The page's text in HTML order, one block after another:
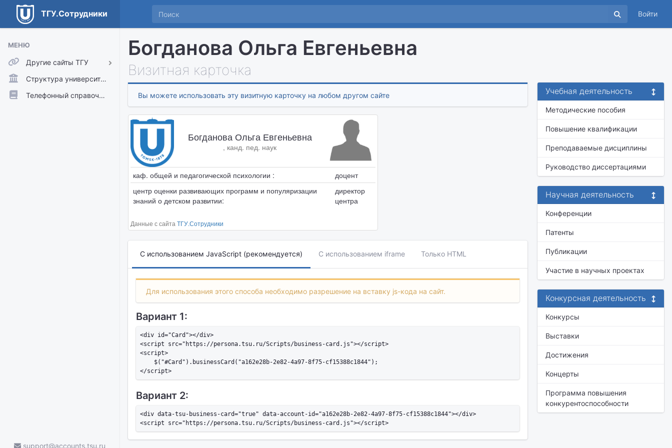
ТГУ.Сотрудники Войти
МЕНЮ
Другие сайты ТГУ
ТГУ.Аккаунты
ТГУ.Расписание
Структура университета
Телефонный справочник
support@accounts.tsu.ru
Богданова Ольга Евгеньевна
Визитная карточка
Вы можете использовать эту визитную карточку на любом другом сайте
Богданова Ольга Евгеньевна
, канд. пед. наук
каф. общей и педагогической психологии :
доцент
центр оценки развивающих программ и популяризации
знаний о детском развитии:
директор
центра
Данные с сайта ТГУ.Сотрудники
С использованием JavaScript (рекомендуется) С использованием iframe Только HTML
Для использования этого способа необходимо разрешение на вставку js-кода на сайт.
Вариант 1:
<div id="Card"></div>
<script src="https://persona.tsu.ru/Scripts/business-card.js"></script>
<script>
    $("#Card").businessCard("a162e28b-2e82-4a97-8f75-cf15388c1844");
Вариант 2:
<div data-tsu-business-card="true" data-account-id="a162e28b-2e82-4a97-8f75-cf15388c1844"></div>
Учебная деятельность
Методические пособия
Повышение квалификации
Преподаваемые дисциплины
Руководство диссертациями
Научная деятельность
Конференции
Патенты
Публикации
Участие в научных проектах
Конкурсная деятельность
Конкурсы
Выставки
Достижения
Концерты
Программа повышения
конкурентоспособности